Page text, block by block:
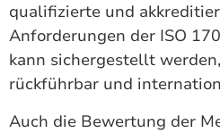
qualifizierte und
Anforderungen der ISO
kann sichergestellt
rückführbar und
Auch die Bewertung der